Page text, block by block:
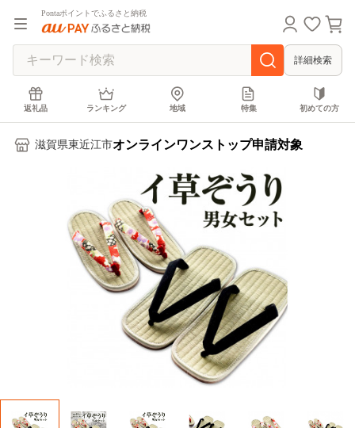
Pontaポイントでふるさと納税
詳細検索
返礼品 ランキング 地域 特集 初めての方
滋賀県東近江市オンラインワンストップ申請対象